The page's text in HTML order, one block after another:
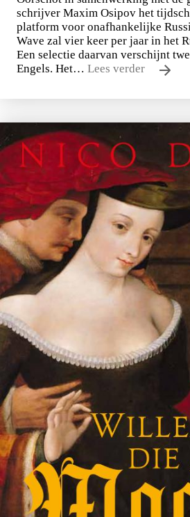
schrijver Maxim Osipov het
platform voor onafhankelijke
Wave zal vier keer per jaar in het
Een selectie daarvan verschijnt
Engels. Het… Lees verder